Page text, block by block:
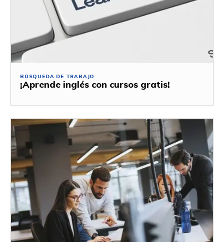
BÚSQUEDA DE TRABAJO
¡Aprende inglés con cursos gratis!